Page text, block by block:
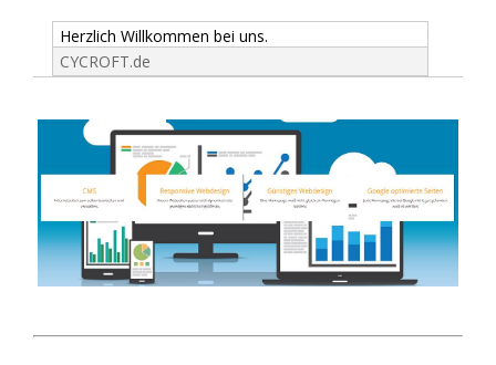
Herzlich Willkommen bei uns.
CYCROFT.de